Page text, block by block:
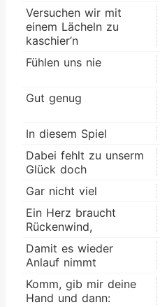
Versuchen wir mit
einem Lächeln zu
kaschier’n
Fühlen uns nie
Gut genug
In diesem Spiel
Dabei fehlt zu unserm
Glück doch
Gar nicht viel
Ein Herz braucht
Rückenwind,
Damit es wieder
Anlauf nimmt
Komm, gib mir deine
Hand und dann: